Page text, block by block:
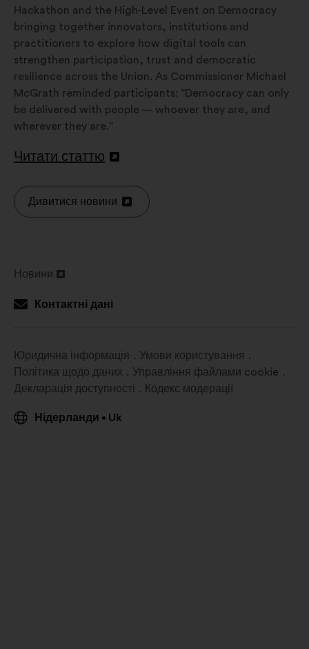
Hackathon and the High‑Level Event on Democracy
bringing together innovators, institutions and
practitioners to explore how digital tools can
strengthen participation, trust and democratic
resilience across the Union. As Commissioner Michael
McGrath reminded participants: “Democracy can only
be delivered with people — whoever they are, and
wherever they are.”
Читати статтю
Відкрити
новій
вкладці
Дивитися новини
Відкрити
Новини
Відкрити
в
Контактні дані
Юридична інформація
Умови користування
Політика щодо даних
Управління файлами cookie
Декларація доступності
Кодекс модерації
Нідерланди • Uk